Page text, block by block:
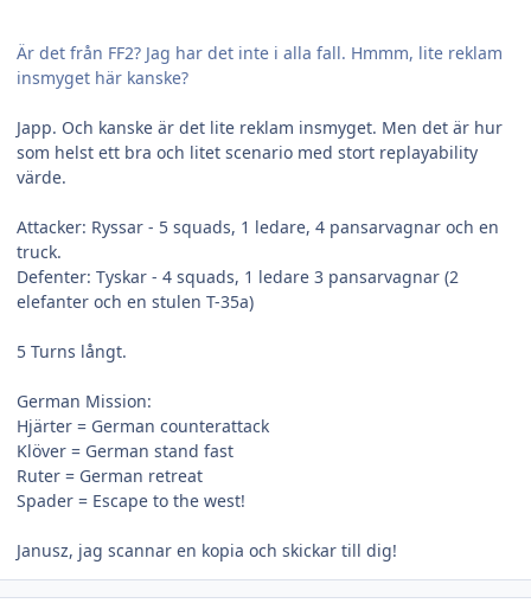
Är det från FF2? Jag har det inte i alla fall. Hmmm, lite reklam
insmyget här kanske?
Japp. Och kanske är det lite reklam insmyget. Men det är hur
som helst ett bra och litet scenario med stort replayability
värde.
Attacker: Ryssar - 5 squads, 1 ledare, 4 pansarvagnar och en
truck.
Defenter: Tyskar - 4 squads, 1 ledare 3 pansarvagnar (2
elefanter och en stulen T-35a)
5 Turns långt.
German Mission:
Hjärter = German counterattack
Klöver = German stand fast
Ruter = German retreat
Spader = Escape to the west!
Janusz, jag scannar en kopia och skickar till dig!